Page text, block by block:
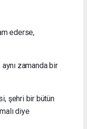
ederse,
zamanda bir
şehri bir bütün
diye